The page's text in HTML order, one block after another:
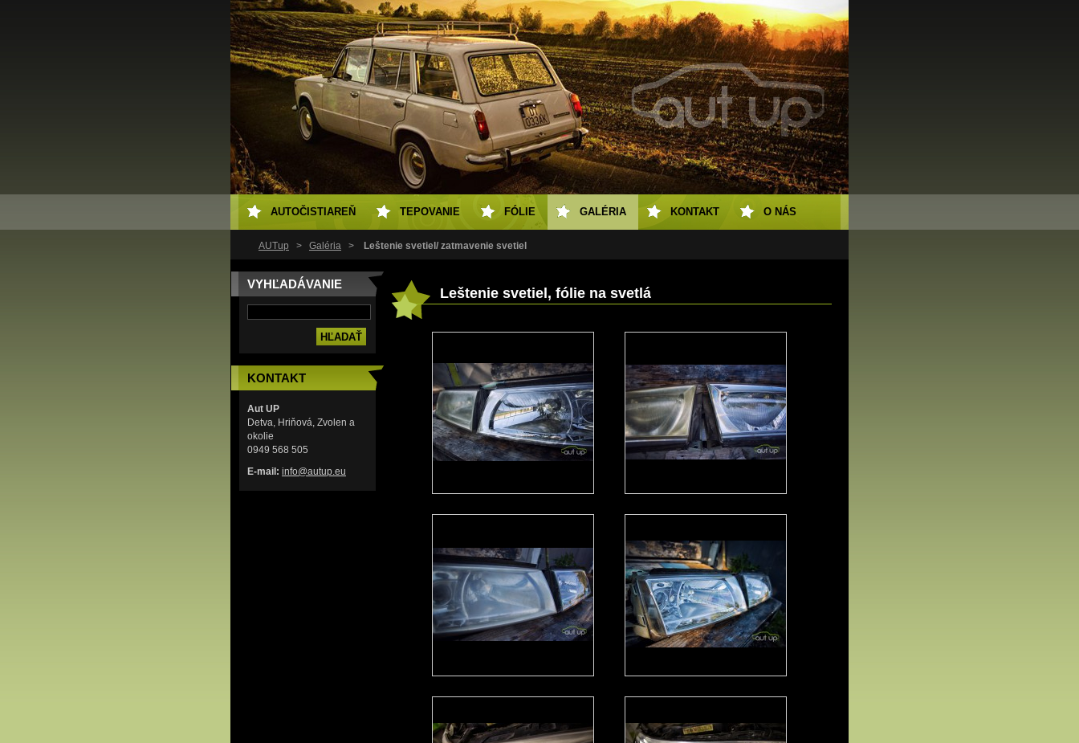
AUTup > Galéria > Leštenie svetiel/ zatmavenie svetiel
VYHĽADÁVANIE
KONTAKT
Aut UP
Detva, Hriňová, Zvolen a
okolie
0949 568 505
E-mail: info@autup.eu
Leštenie svetiel, fólie na svetlá
AUTOČISTIAREŇ TEPOVANIE FÓLIE GALÉRIA KONTAKT O NÁS